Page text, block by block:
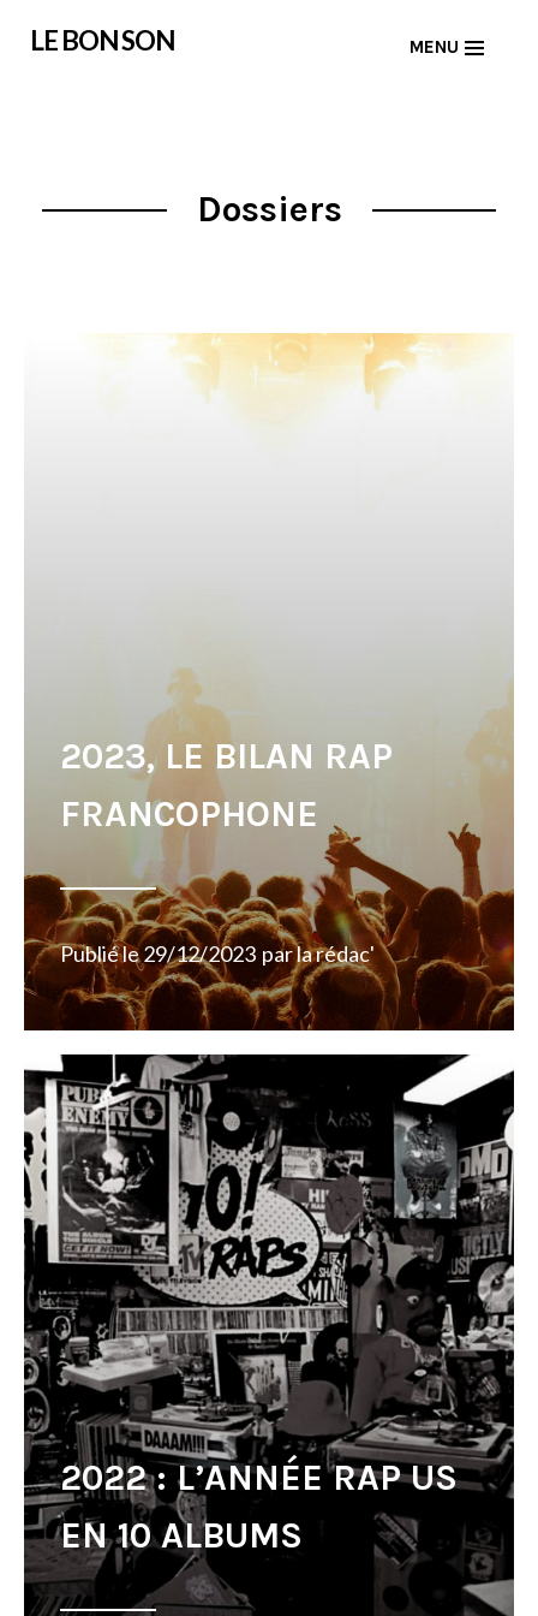
LE BON SON MENU
Dossiers
2023, LE BILAN RAP
FRANCOPHONE
Publié le29/12/2023 parla rédac'
2022 : L’ANNÉE RAP US
EN 10 ALBUMS